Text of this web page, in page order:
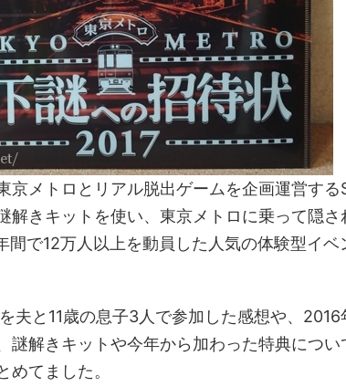
京メトロとリアル脱出ゲームを企画運営する
解きキットを使い、東京メトロに乗って隠さ
間で12万人以上を動員した人気の体験型イベ
夫と11歳の息子3人で参加した感想や、2016
謎解きキットや今年から加わった特典につい
めてました。